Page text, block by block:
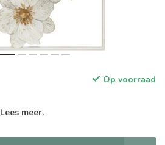
Op voorraad
Lees meer.